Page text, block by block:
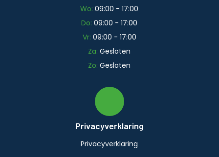
Wo:09:00 - 17:00
Do:09:00 - 17:00
Vr: 09:00 - 17:00
Za:Gesloten
Zo:Gesloten
Privacyverklaring
Privacyverklaring